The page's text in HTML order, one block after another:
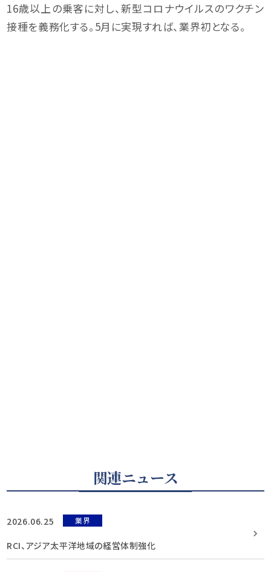
16歳以上の乗客に対し、新型コロナウイルスのワクチン
接種を義務化する。5月に実現すれば、業界初となる。
関連ニュース
2026.06.25 業界
RCI、アジア太平洋地域の経営体制強化